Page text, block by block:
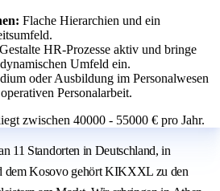
Flache Hierarchien und ein
Gestalte HR-Prozesse aktiv und bringe
Umfeld ein.
oder Ausbildung im Personalwesen
Personalarbeit.
zwischen 40000 - 55000 € pro Jahr.
11 Standorten in Deutschland, in
dem Kosovo gehört KIKXXL zu den